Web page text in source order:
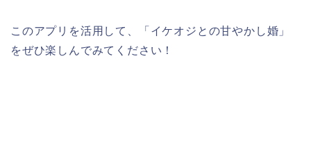
このアプリを活用して、「イケオジとの甘やかし婚」
をぜひ楽しんでみてください！